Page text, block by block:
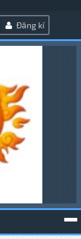
Đăng kí